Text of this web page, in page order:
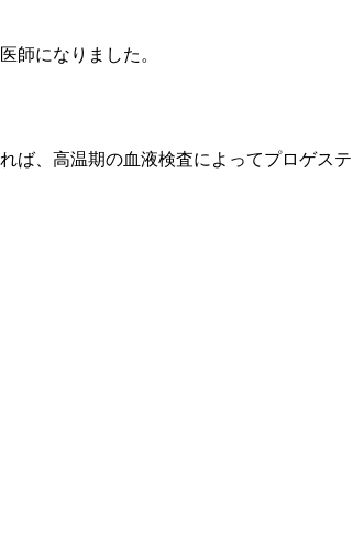
師になりました。
、高温期の血液検査によってプロゲステ